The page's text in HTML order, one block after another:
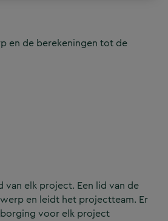
en de berekeningen tot de
elk project. Een lid van de
en leidt het projectteam. Er
voor elk project